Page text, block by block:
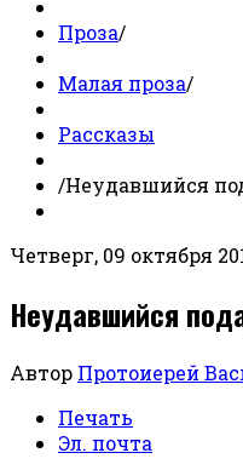
Проза/
Малая проза/
Рассказы
/Неудавшийся
Четверг, 09 октября
Неудавшийся
Автор Протоиерей
Печать
Эл. почта